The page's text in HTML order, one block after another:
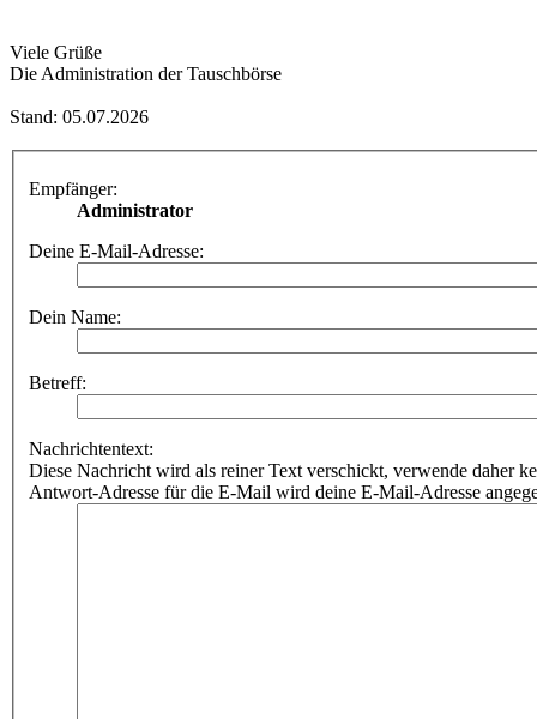
Viele Grüße
Die Administration der Tauschbörse
Stand: 05.07.2026
Empfänger:
Administrator
Deine E-Mail-Adresse:
Dein Name:
Betreff:
Nachrichtentext:
Diese Nachricht wird als reiner Text verschickt, verwende daher
Antwort-Adresse für die E-Mail wird deine E-Mail-Adresse